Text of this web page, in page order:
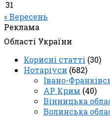
31
« Вересень
Реклама
Області України
Корисні статті (30)
Нотаріуси (682)
Івано-
АР Крим (40)
Вінницька
Волинська